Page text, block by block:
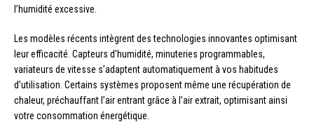
l’humidité excessive.
Les modèles récents intègrent des technologies innovantes optimisant
leur efficacité. Capteurs d’humidité, minuteries programmables,
variateurs de vitesse s’adaptent automatiquement à vos habitudes
d’utilisation. Certains systèmes proposent même une récupération de
chaleur, préchauffant l’air entrant grâce à l’air extrait, optimisant ainsi
votre consommation énergétique.